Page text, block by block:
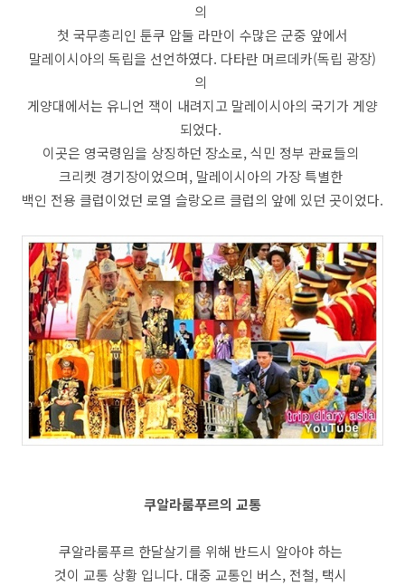
의
첫 국무총리인 툰쿠 압둘 라만이 수많은 군중 앞에서
말레이시아의 독립을 선언하였다. 다타란 머르데카(독립 광장)
의
게양대에서는 유니언 잭이 내려지고 말레이시아의 국기가 게양
되었다.
이곳은 영국령임을 상징하던 장소로, 식민 정부 관료들의
크리켓 경기장이었으며, 말레이시아의 가장 특별한
백인 전용 클럽이었던 로열 슬랑오르 클럽의 앞에 있던 곳이었다.
쿠알라룸푸르의 교통
쿠알라룸푸르 한달살기를 위해 반드시 알아야 하는
것이 교통 상황 입니다. 대중 교통인 버스, 전철, 택시